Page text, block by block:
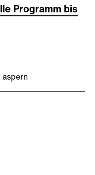
aspern
Programm bis